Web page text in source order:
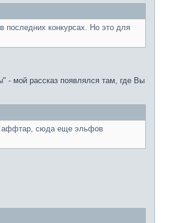
последних конкурсах. Но это для
- мой рассказ появлялся там, где Вы
сюда еще эльфов